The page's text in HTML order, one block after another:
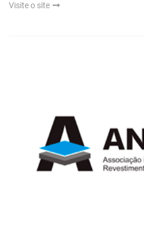
Visite o site